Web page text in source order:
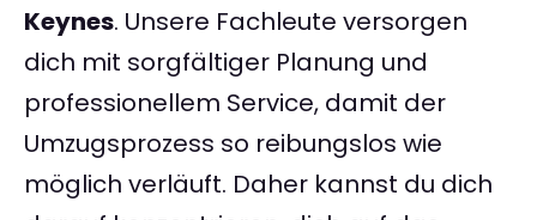
Keynes. Unsere Fachleute versorgen
dich mit sorgfältiger Planung und
professionellem Service, damit der
Umzugsprozess so reibungslos wie
möglich verläuft. Daher kannst du dich